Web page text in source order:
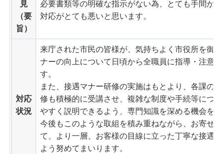
見
（要
旨）
必要書類等の明確な指示がない為、とても手間が
対応がとても悪いと思います。
対応
状況
来庁された市民の皆様が、気持ちよく市役所を御
ナーの向上について日頃から全職員に指導・注意
す。
また、接遇マナー研修の実施はもとより、各課の
修も積極的に受講させ、複雑な制度や手続等につ
やすく説明できるよう、専門知識を深める機会を
今後もこのような取組を積み重ねながら、お寄せ
て、より一層、お客様の目線に立った丁寧な接遇
よう努めてまいります。